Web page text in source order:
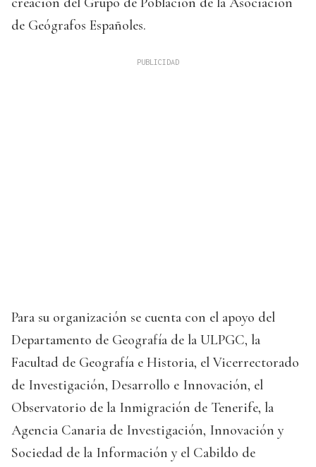
de Geógrafos Españoles.
Para su organización se cuenta con el apoyo del
Departamento de Geografía de la ULPGC, la
Facultad de Geografía e Historia, el Vicerrectorado
de Investigación, Desarrollo e Innovación, el
Observatorio de la Inmigración de Tenerife, la
Agencia Canaria de Investigación, Innovación y
Sociedad de la Información y el Cabildo de